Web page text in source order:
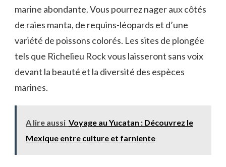
marine abondante. Vous pourrez nager aux côtés​
de raies manta, de requins-léopards‌ et⁣ d’une
⁣variété de poissons colorés. Les sites de plongée
tels que Richelieu ⁤Rock ‌vous laisseront sans voix⁤
devant la beauté ⁤et la diversité des espèces
marines.
A lire aussi Voyage au Yucatan : Découvrez le
Mexique entre culture et farniente